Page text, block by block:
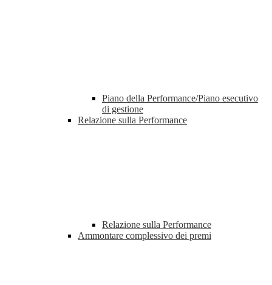
Piano della Performance/Piano esecutivo
di gestione
Relazione sulla Performance
Relazione sulla Performance
Ammontare complessivo dei premi